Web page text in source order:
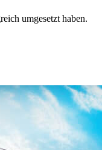
umgesetzt haben.